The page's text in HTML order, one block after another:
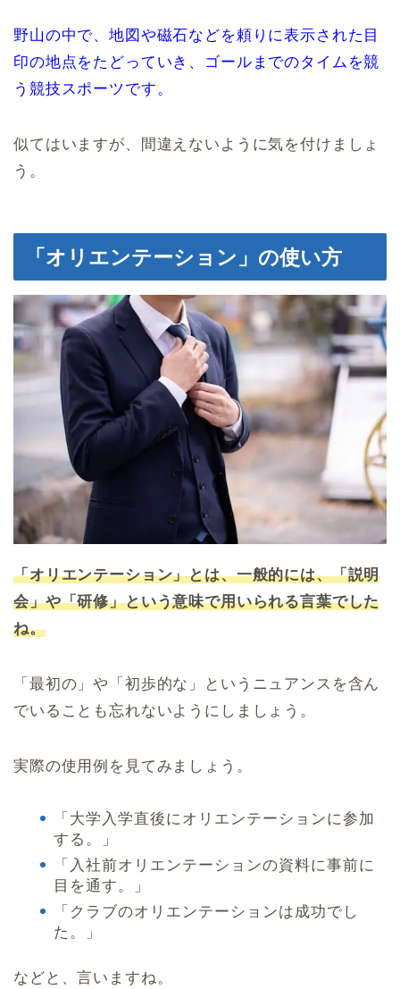
野山の中で、地図や磁石などを頼りに表示された目
印の地点をたどっていき、ゴールまでのタイムを競
う競技スポーツです。
似てはいますが、間違えないように気を付けましょ
う。
「オリエンテーション」の使い方
「オリエンテーション」とは、一般的には、「説明
会」や「研修」という意味で用いられる言葉でした
ね。
「最初の」や「初歩的な」というニュアンスを含ん
でいることも忘れないようにしましょう。
実際の使用例を見てみましょう。
「大学入学直後にオリエンテーションに参加
する。」
「入社前オリエンテーションの資料に事前に
目を通す。」
「クラブのオリエンテーションは成功でし
た。」
などと、言いますね。